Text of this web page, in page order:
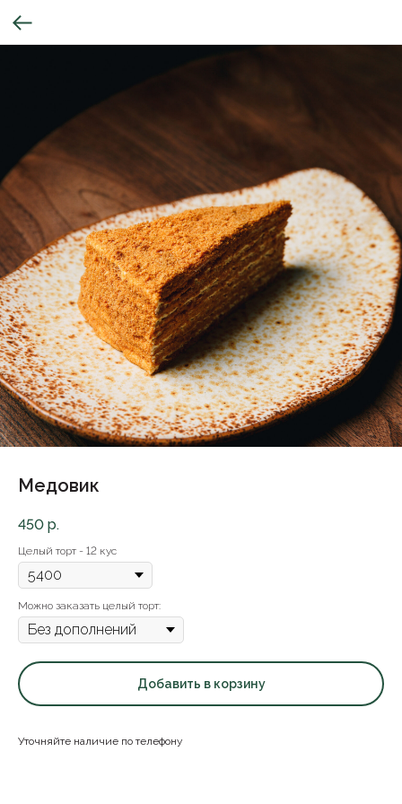
Медовик
450 р.
Целый торт - 12 кус
Можно заказать целый торт:
Добавить в корзину
Уточняйте наличие по телефону